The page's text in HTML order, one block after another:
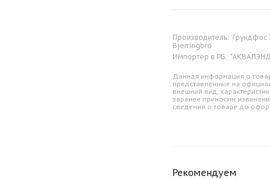
Производитель: Грундфос
Bjerringbro
Импортёр в РБ:
Данная информация о
представленные на
внешний вид,
заранее приносим
сведения о товаре до
Рекомендуем